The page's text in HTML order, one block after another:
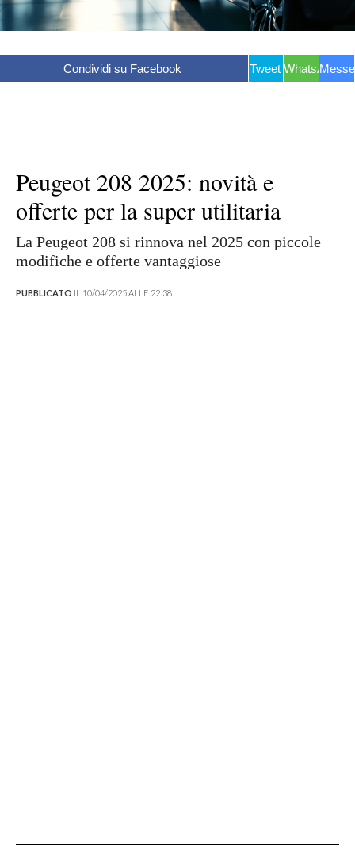
Condividi su Facebook Tweet WhatsApp
Peugeot 208 2025: novità e
offerte per la super utilitaria
La Peugeot 208 si rinnova nel 2025 con piccole
modifiche e offerte vantaggiose
PUBBLICATO IL 10/04/2025 ALLE 22:38